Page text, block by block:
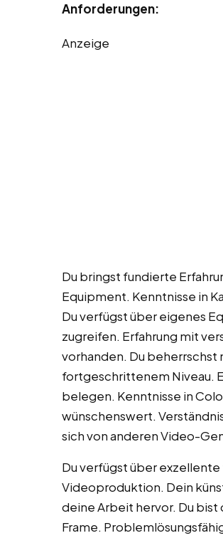
Anforderungen:
Anzeige
Du bringst fundierte
Equipment. Kenntnisse in
Du verfügst über eigenes
zugreifen. Erfahrung mit
vorhanden. Du
fortgeschrittenem Niveau.
belegen. Kenntnisse in
wünschenswert.
sich von anderen Video-
Du verfügst über
Videoproduktion. Dein
deine Arbeit hervor. Du
Frame.